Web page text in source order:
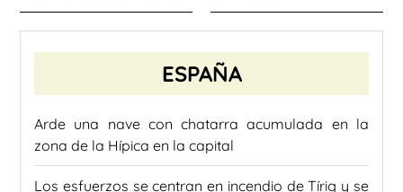
ESPAÑA
Arde una nave con chatarra acumulada en la
zona de la Hípica en la capital
Los esfuerzos se centran en incendio de Tírig y se